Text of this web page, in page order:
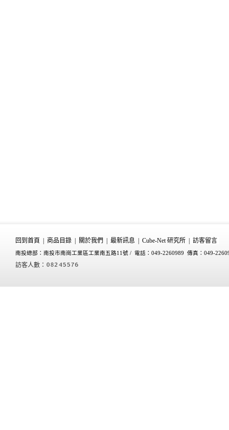
回到首頁 商品目錄 關於我們 最新訊息 Cube-Net 研究所 訪客留言
南投總部：南投市南崗工業區工業南五路11號 / 電話：049-2260989 傳真：049-
訪客人數：